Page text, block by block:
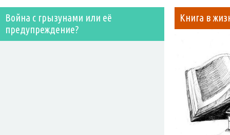
Война с грызунами или её
предупреждение?
Книга в